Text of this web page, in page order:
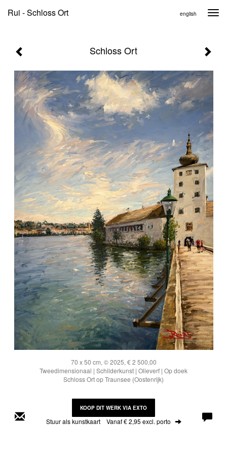
Rui - Schloss Ort english
Schloss Ort
70 x 50 cm, © 2025, € 2 500,00
Tweedimensionaal | Schilderkunst | Olieverf | Op doek
Schloss Ort op Traunsee (Oostenrijk)
KOOP DIT WERK VIA EXTO
Stuur als kunstkaart Vanaf € 2,95 excl. porto